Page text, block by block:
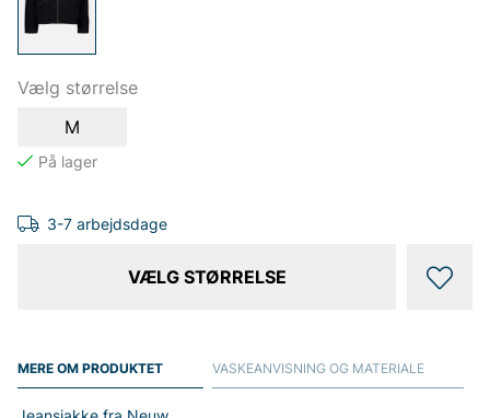
Vælg størrelse
M
3-7 arbejdsdage
VÆLG STØRRELSE
MERE OM PRODUKTET VASKEANVISNING OG MATERIALE